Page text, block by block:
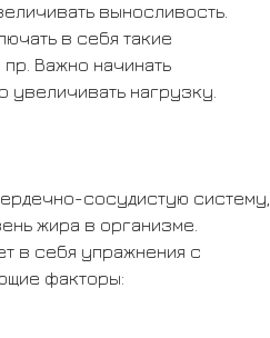
выносливость.
в себя такие
Важно начинать
увеличивать нагрузку.
сосудистую систему,
жира в организме.
в себя упражнения с
факторы: